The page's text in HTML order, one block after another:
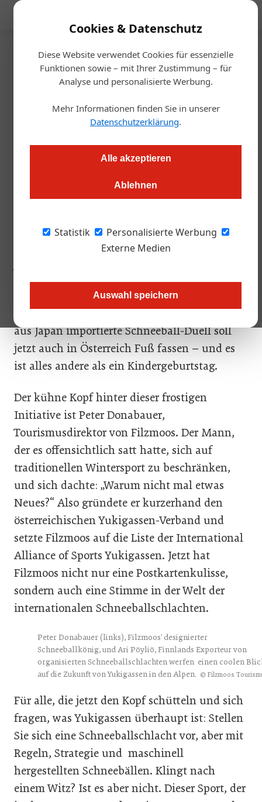
Cookies & Datenschutz
Diese Website verwendet Cookies für essenzielle
Funktionen sowie – mit Ihrer Zustimmung – für
Analyse und personalisierte Werbung.
Mehr Informationen finden Sie in unserer
Datenschutzerklärung.
Alle akzeptieren
Ablehnen
Statistik
Personalisierte Werbung
Externe Medien
Auswahl speichern
Startseite/Gastro & Hotel
Tourismus
Schneeballschlacht 2.0:
Yukigassen erobert Österreich
14.12.2023, 09:32 Uhr
Japanische Tradition trifft Austro-Winter: Filzmoos hostet die
Bild oben: Filzmoos wird zur Hochburg einer
Filzmoos wird zum heimischen Zentrum einer
japanischen Wintersportart: Yukigassen. Das
aus Japan importierte Schneeball-Duell soll
jetzt auch in Österreich Fuß fassen – und es
ist alles andere als ein Kindergeburtstag.
Der kühne Kopf hinter dieser frostigen
Initiative ist Peter Donabauer,
Tourismusdirektor von Filzmoos. Der Mann,
der es offensichtlich satt hatte, sich auf
traditionellen Wintersport zu beschränken,
und sich dachte: „Warum nicht mal etwas
Neues?“ Also gründete er kurzerhand den
österreichischen Yukigassen-Verband und
setzte Filzmoos auf die Liste der International
Alliance of Sports Yukigassen. Jetzt hat
Filzmoos nicht nur eine Postkartenkulisse,
sondern auch eine Stimme in der Welt der
internationalen Schneeballschlachten.
Peter Donabauer (links), Filzmoos' designierter
Schneeballkönig, und Ari Pöyliö, Finnlands Exporteur von
organisierten Schneeballschlachten werfen einen coolen
auf die Zukunft von Yukigassen in den Alpen. © Filzmoos
Für alle, die jetzt den Kopf schütteln und sich
fragen, was Yukigassen überhaupt ist: Stellen
Sie sich eine Schneeballschlacht vor, aber mit
Regeln, Strategie und maschinell
hergestellten Schneebällen. Klingt nach
einem Witz? Ist es aber nicht. Dieser Sport, der